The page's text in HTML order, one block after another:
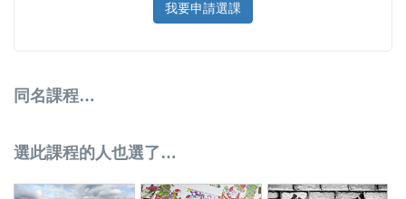
我要申請選課
同名課程…
選此課程的人也選了…